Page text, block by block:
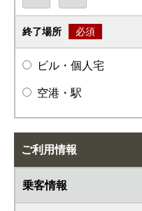
終了場所 必須
ビル・個人宅
空港・駅
ご利用情報
乗客情報